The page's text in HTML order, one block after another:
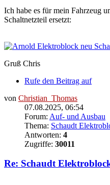
Ich habe es für mein Fahrzeug
Schaltnetzteil ersetzt:
Gruß Chris
Rufe den Beitrag auf
von Christian_Thomas
07.08.2025, 06:54
Forum: Auf- und Ausbau
Thema: Schaudt
Antworten: 4
Zugriffe: 30011
Re: Schaudt